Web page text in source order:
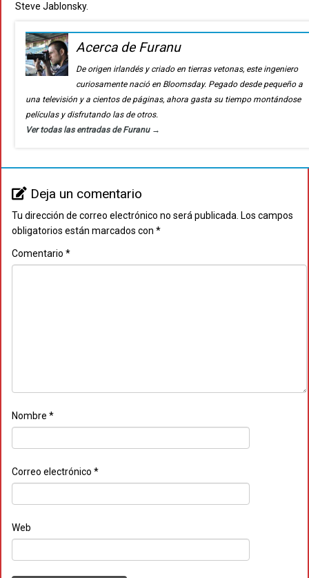
Steve Jablonsky.
Acerca de Furanu
De origen irlandés y criado en tierras vetonas, este ingeniero
curiosamente nació en Bloomsday. Pegado desde pequeño a
una televisión y a cientos de páginas, ahora gasta su tiempo montándose
películas y disfrutando las de otros.
Ver todas las entradas de Furanu →
Deja un comentario
Tu dirección de correo electrónico no será publicada. Los campos
obligatorios están marcados con *
Comentario *
Nombre *
Correo electrónico *
Web